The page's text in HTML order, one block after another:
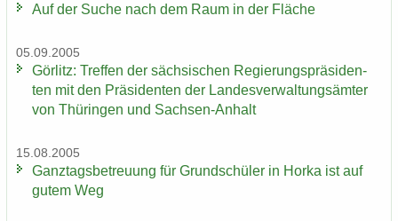
Auf der Suche nach dem Raum in der Flä­che
05.09.2005
Gör­litz: Tref­fen der säch­si­schen Re­gie­rungs­prä­si­den­
ten mit den Prä­si­den­ten der Lan­des­ver­wal­tungs­äm­ter
von Thü­rin­gen und Sachsen-​Anhalt
15.08.2005
Ganz­tags­be­treu­ung für Grund­schü­ler in Horka ist auf
gutem Weg